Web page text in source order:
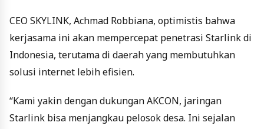
CEO SKYLINK, Achmad Robbiana, optimistis bahwa
kerjasama ini akan mempercepat penetrasi Starlink di
Indonesia, terutama di daerah yang membutuhkan
solusi internet lebih efisien.
“Kami yakin dengan dukungan AKCON, jaringan
Starlink bisa menjangkau pelosok desa. Ini sejalan